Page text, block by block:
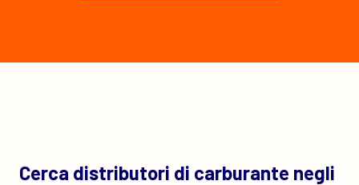
Cerca distributori di carburante negli